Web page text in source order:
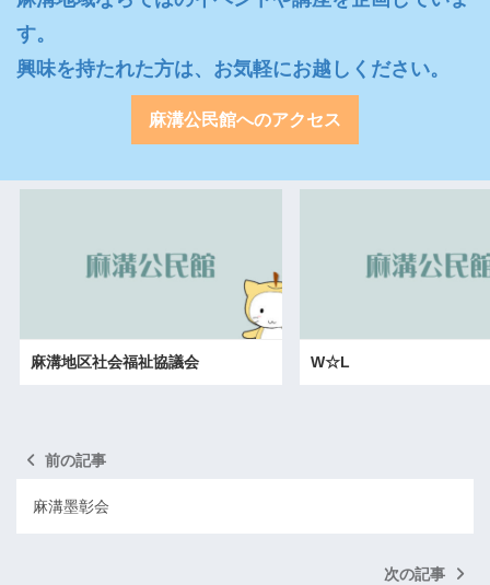
す。
興味を持たれた方は、お気軽にお越しください。
麻溝公民館へのアクセス
麻溝地区社会福祉協議会 W☆L
前の記事
麻溝墨彰会
次の記事